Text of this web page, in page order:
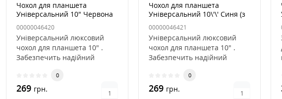
Чохол для планшета
Універсальний 10" Червона
(з гачками)
00000046420
Універсальний люксовий
чохол для планшета 10" .
Забезпечить надійний
0
269 грн.
Чохол для планшета
Універсальний 10\'\' Синя (з
гачками)
00000046421
Універсальний люксовий
чохол для планшета 10" .
Забезпечить надійний
0
269 грн.